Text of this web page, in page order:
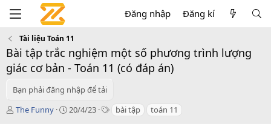
Đăng nhập Đăng kí
Tài liệu Toán 11
Bài tập trắc nghiệm một số phương trình lượng
giác cơ bản - Toán 11 (có đáp án)
Bạn phải đăng nhập để tải
T
The Funny
C
20/4/23
T bài tập toán 11